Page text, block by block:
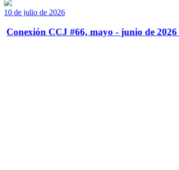
10 de julio de 2026
Conexión CCJ #66, mayo - junio de